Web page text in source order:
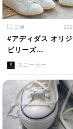
記事
#アディダス オリ
ビリーズ…
スニーカー